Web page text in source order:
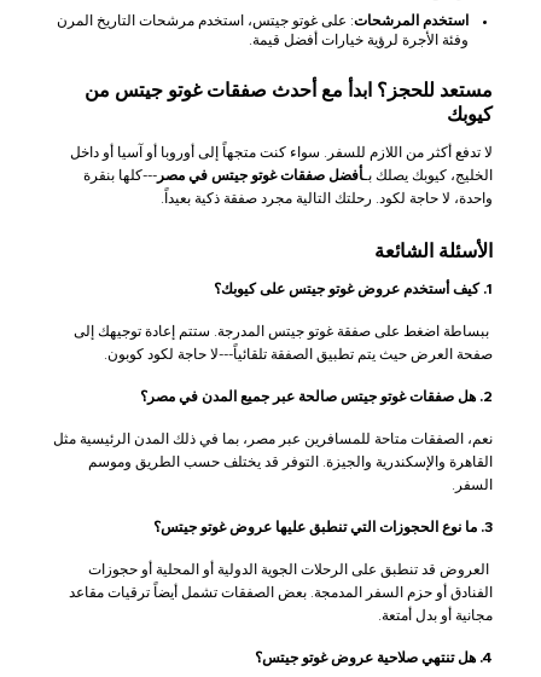
استخدم المرشحات: على غوتو جيتس، استخدم مرشحات التاريخ المرن
وفئة الأجرة لرؤية خيارات أفضل قيمة.
مستعد للحجز؟ ابدأ مع أحدث صفقات غوتو جيتس من
كيوبك
لا تدفع أكثر من اللازم للسفر. سواء كنت متجهاً إلى أوروبا أو آسيا أو داخل
الخليج، كيوبك يصلك بـأفضل صفقات غوتو جيتس في مصر ---كلها بنقرة
واحدة، لا حاجة لكود. رحلتك التالية مجرد صفقة ذكية بعيداً.
الأسئلة الشائعة
1. كيف أستخدم عروض غوتو جيتس على كيوبك؟
ببساطة اضغط على صفقة غوتو جيتس المدرجة. ستتم إعادة توجيهك إلى
صفحة العرض حيث يتم تطبيق الصفقة تلقائياً---لا حاجة لكود كوبون.
2. هل صفقات غوتو جيتس صالحة عبر جميع المدن في مصر؟
نعم، الصفقات متاحة للمسافرين عبر مصر، بما في ذلك المدن الرئيسية مثل
القاهرة والإسكندرية والجيزة. التوفر قد يختلف حسب الطريق وموسم
السفر.
3. ما نوع الحجوزات التي تنطبق عليها عروض غوتو جيتس؟
العروض قد تنطبق على الرحلات الجوية الدولية أو المحلية أو حجوزات
الفنادق أو حزم السفر المدمجة. بعض الصفقات تشمل أيضاً ترقيات مقاعد
مجانية أو بدل أمتعة.
4. هل تنتهي صلاحية عروض غوتو جيتس؟